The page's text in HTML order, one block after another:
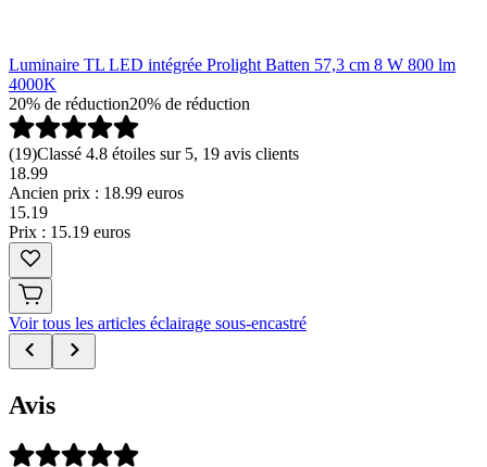
Luminaire TL LED intégrée Prolight Batten 57,3 cm 8 W 800 lm
4000K
20% de réduction20% de réduction
(19)Classé 4.8 étoiles sur 5, 19 avis clients
18.99
Ancien prix : 18.99 euros
15.19
Prix : 15.19 euros
Voir tous les articles éclairage sous-encastré
Avis